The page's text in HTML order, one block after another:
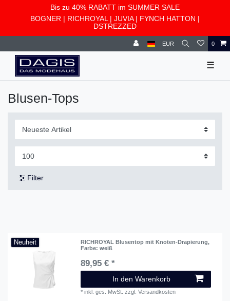
Bis zu 40% RABATT im SUMMER SALE
BOGNER | RICHROYAL | JUVIA| FYNCH HATTON |
DSTREZZED
EUR 0
☰
Blusen-Tops
Filter
Neuheit RICHROYAL Blusentop mit Knoten-Drapierung,
Farbe: weiß
89,95 € *
In den Warenkorb
*inkl. ges. MwSt. zzgl.Versandkosten